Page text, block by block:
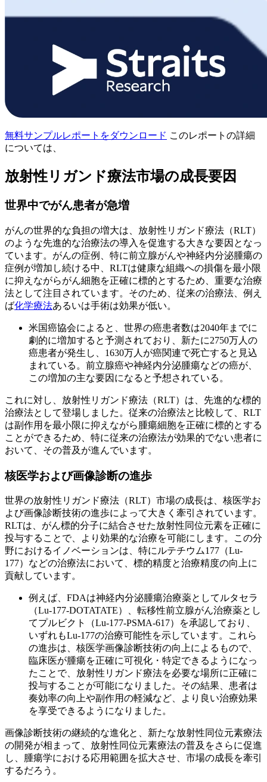
無料サンプルレポートをダウンロード このレポートの詳細
については、
放射性リガンド療法市場の成長要因
世界中でがん患者が急増
がんの世界的な負担の増大は、放射性リガンド療法（RLT）
のような先進的な治療法の導入を促進する大きな要因となっ
ています。がんの症例、特に前立腺がんや神経内分泌腫瘍の
症例が増加し続ける中、RLTは健康な組織への損傷を最小限
に抑えながらがん細胞を正確に標的とするため、重要な治療
法として注目されています。そのため、従来の治療法、例え
ば化学療法あるいは手術は効果が低い。
米国癌協会によると、世界の癌患者数は2040年までに
劇的に増加すると予測されており、新たに2750万人の
癌患者が発生し、1630万人が癌関連で死亡すると見込
まれている。前立腺癌や神経内分泌腫瘍などの癌が、
この増加の主な要因になると予想されている。
これに対し、放射性リガンド療法（RLT）は、先進的な標的
治療法として登場しました。従来の治療法と比較して、RLT
は副作用を最小限に抑えながら腫瘍細胞を正確に標的とする
ことができるため、特に従来の治療法が効果的でない患者に
おいて、その普及が進んでいます。
核医学および画像診断の進歩
世界の放射性リガンド療法（RLT）市場の成長は、核医学お
よび画像診断技術の進歩によって大きく牽引されています。
RLTは、がん標的分子に結合させた放射性同位元素を正確に
投与することで、より効果的な治療を可能にします。この分
野におけるイノベーションは、特にルテチウム177（Lu-
177）などの治療法において、標的精度と治療精度の向上に
貢献しています。
例えば、FDAは神経内分泌腫瘍治療薬としてルタセラ
（Lu-177-DOTATATE）、転移性前立腺がん治療薬とし
てプルビクト（Lu-177-PSMA-617）を承認しており、
いずれもLu-177の治療可能性を示しています。これら
の進歩は、核医学画像診断技術の向上によるもので、
臨床医が腫瘍を正確に可視化・特定できるようになっ
たことで、放射性リガンド療法を必要な場所に正確に
投与することが可能になりました。その結果、患者は
奏効率の向上や副作用の軽減など、より良い治療効果
を享受できるようになりました。
画像診断技術の継続的な進化と、新たな放射性同位元素療法
の開発が相まって、放射性同位元素療法の普及をさらに促進
し、腫瘍学における応用範囲を拡大させ、市場の成長を牽引
するだろう。